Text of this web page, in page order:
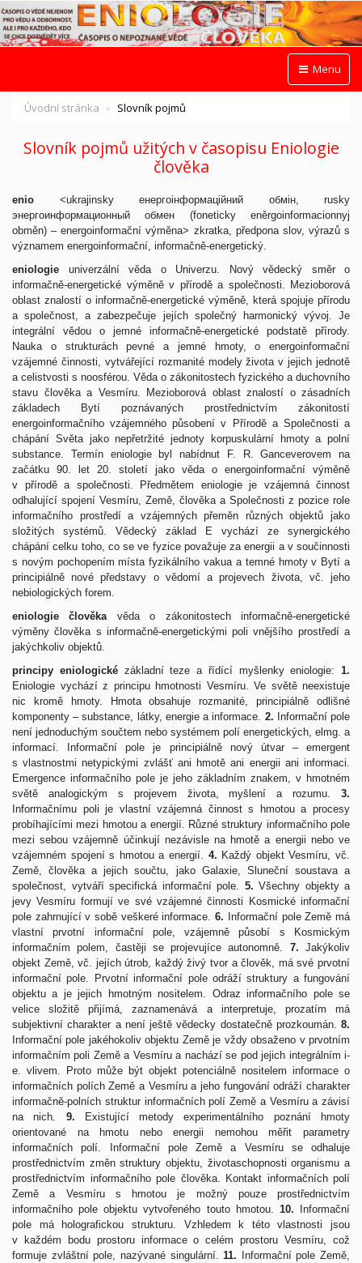
Menu
Úvodní stránka Slovník pojmů
Slovník pojmů užitých v časopisu Eniologie
člověka
enio <ukrajinsky енергоінформаційний обмін, rusky
энергоинформационный обмен (foneticky eněrgoinformacionnyj
obměn) – energoinformační výměna> zkratka, předpona slov, výrazů s
významem energoinformační, informačně-energetický.
eniologie univerzální věda o Univerzu. Nový vědecký směr o
informačně-energetické výměně v přírodě a společnosti. Mezioborová
oblast znalostí o informačně-energetické výměně, která spojuje přírodu
a společnost, a zabezpečuje jejích společný harmonický vývoj. Je
integrální vědou o jemné informačně-energetické podstatě přírody.
Nauka o strukturách pevné a jemné hmoty, o energoinformační
vzájemné činnosti, vytvářející rozmanité modely života v jejich jednotě
a celistvosti s noosférou. Věda o zákonitostech fyzického a duchovního
stavu člověka a Vesmíru. Mezioborová oblast znalostí o zásadních
základech Bytí poznávaných prostřednictvím zákonitostí
energoinformačního vzájemného působení v Přírodě a Společnosti a
chápání Světa jako nepřetržité jednoty korpuskulární hmoty a polní
substance. Termín eniologie byl nabídnut F. R. Ganceverovem na
začátku 90. let 20. století jako věda o energoinformační výměně
v přírodě a společnosti. Předmětem eniologie je vzájemná činnost
odhalující spojení Vesmíru, Země, člověka a Společnosti z pozice role
informačního prostředí a vzájemných přeměn různých objektů jako
složitých systémů. Vědecký základ E vychází ze synergického
chápání celku toho, co se ve fyzice považuje za energii a v součinnosti
s novým pochopením místa fyzikálního vakua a temné hmoty v Bytí a
principiálně nové představy o vědomí a projevech života, vč. jeho
nebiologických forem.
eniologie člověka věda o zákonitostech informačně-energetické
výměny člověka s informačně-energetickými poli vnějšího prostředí a
jakýchkoliv objektů.
principy eniologickézákladní teze a řídící myšlenky eniologie: 1.
Eniologie vychází z principu hmotnosti Vesmíru. Ve světě neexistuje
nic kromě hmoty. Hmota obsahuje rozmanité, principiálně odlišné
komponenty – substance, látky, energie a informace. 2. Informační pole
není jednoduchým součtem nebo systémem polí energetických, elmg. a
informací. Informační pole je principiálně nový útvar – emergent
s vlastnostmi netypickými zvlášť ani hmotě ani energii ani informaci.
Emergence informačního pole je jeho základním znakem, v hmotném
světě analogickým s projevem života, myšlení a rozumu. 3.
Informačnímu poli je vlastní vzájemná činnost s hmotou a procesy
probíhajícími mezi hmotou a energií. Různé struktury informačního pole
mezi sebou vzájemně účinkují nezávisle na hmotě a energii nebo ve
vzájemném spojení s hmotou a energií. 4. Každý objekt Vesmíru, vč.
Země, člověka a jejich součtu, jako Galaxie, Sluneční soustava a
společnost, vytváří specifická informační pole. 5. Všechny objekty a
jevy Vesmíru formují ve své vzájemné činnosti Kosmické informační
pole zahrnující v sobě veškeré informace.6. Informační pole Země má
vlastní prvotní informační pole, vzájemně působí s Kosmickým
informačním polem, častěji se projevujíce autonomně. 7. Jakýkoliv
objekt Země, vč. jejích útrob, každý živý tvor a člověk, má své prvotní
informační pole. Prvotní informační pole odráží struktury a fungování
objektu a je jejich hmotným nositelem. Odraz informačního pole se
velice složitě přijímá, zaznamenává a interpretuje, prozatím má
subjektivní charakter a není ještě vědecky dostatečně prozkoumán. 8.
Informační pole jakéhokoliv objektu Země je vždy obsaženo v prvotním
informačním poli Země a Vesmíru a nachází se pod jejich integrálním i-
e. vlivem. Proto může být objekt potenciálně nositelem informace o
informačních polích Země a Vesmíru a jeho fungování odráží charakter
informačně-polních struktur informačních polí Země a Vesmíru a závisí
na nich. 9. Existující metody experimentálního poznání hmoty
orientované na hmotu nebo energii nemohou měřit parametry
informačních polí. Informační pole Země a Vesmíru se odhaluje
prostřednictvím změn struktury objektu, životaschopnosti organismu a
prostřednictvím informačního pole člověka. Kontakt informačních polí
Země a Vesmíru s hmotou je možný pouze prostřednictvím
informačního pole objektu vytvořeného touto hmotou. 10. Informační
pole má holografickou strukturu. Vzhledem k této vlastnosti jsou
v každém bodu prostoru informace o celém prostoru Vesmíru, což
formuje zvláštní pole, nazývané singulární. 11. Informační pole Země,